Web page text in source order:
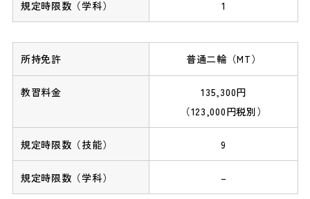
1
普通二輪（MT）
135,300円
（123,000円税別）
9
–